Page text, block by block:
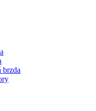
brzda